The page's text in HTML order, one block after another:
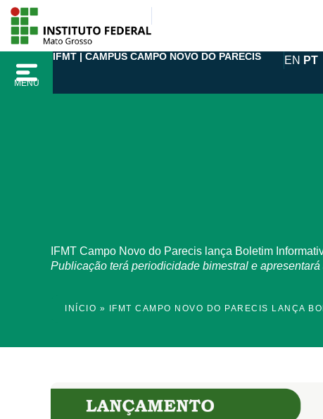
para
conteúdo
MENU
IFMT | CAMPUS CAMPO NOVO DO PARECIS EN PT
IFMT Campo Novo do Parecis lança Boletim
Publicação terá periodicidade bimestral e
INÍCIO » IFMT CAMPO NOVO DO PARECIS LANÇA